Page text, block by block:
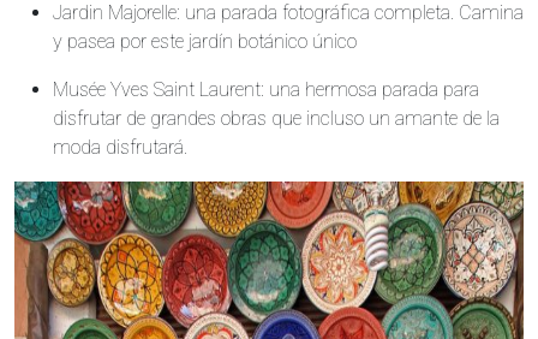
Jardin Majorelle: una parada fotográfica completa. Camina
y pasea por este jardín botánico único
Musée Yves Saint Laurent: una hermosa parada para
disfrutar de grandes obras que incluso un amante de la
moda disfrutará.